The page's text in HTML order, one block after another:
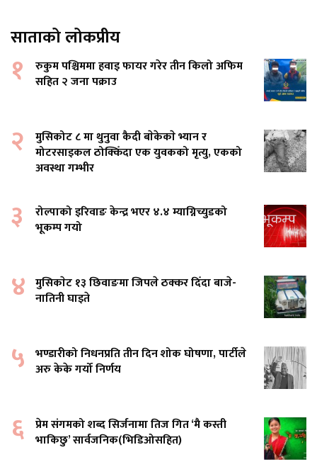
साताको लोकप्रीय
१
रुकुम पश्चिममा हवाइ फायर गरेर तीन किलो अफिम
सहित २ जना पक्राउ
२
मुसिकोट ८ मा थुनुवा कैदी बाेकेकाे भ्यान र
मोटरसाइकल ठोक्किँदा एक युवकको मृत्यु, एकको
अवस्था गम्भीर
३
रोल्पाको इरिवाङ केन्द्र भएर ४.४ म्याग्निच्युडको
भूकम्प गयो
४ मुसिकाेट १३ छिवाङमा जिपले ठक्कर दिँदा बाजे-
नातिनी घाइते
५ भण्डारीको निधनप्रति तीन दिन शोक घोषणा, पार्टीले
अरु केके गर्यो निर्णय
६ प्रेम संगमको शब्द सिर्जनामा तिज गित ‘मै कस्ती
भाकिछु’ सार्वजनिक(भिडिओसहित)